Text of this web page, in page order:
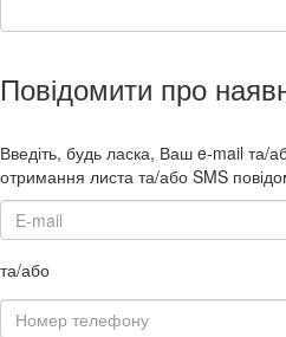
Повідомити про
Введіть, будь ласка, Ваш e-mail та/
отримання листа та/або SMS
та/або